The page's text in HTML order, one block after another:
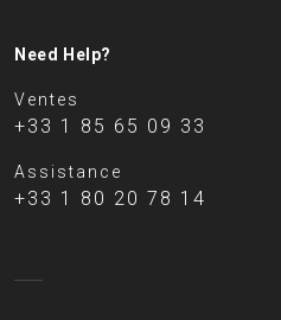
Need Help?
Ventes
+33 1 85 65 09 33
Assistance
+33 1 80 20 78 14